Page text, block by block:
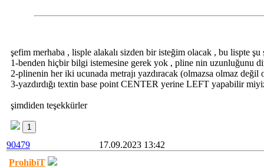
şefim merhaba , lisple alakalı sizden bir isteğim olacak , bu lispte
1-benden hiçbir bilgi istemesine gerek yok , pline nin uzunluğunu
2-plinenin her iki ucunada metrajı yazdıracak (olmazsa olmaz değil
3-yazdırdığı textin base point CENTER yerine LEFT yapabilir
şimdiden teşekkürler
1
90479
17.09.2023 13:42
ProhibiT